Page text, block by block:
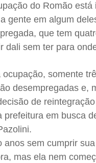
do Romão
gente em algum
que tem
dali sem ter para
somente
desempregadas e,
de
em busca
sem cumprir
mas ela nem